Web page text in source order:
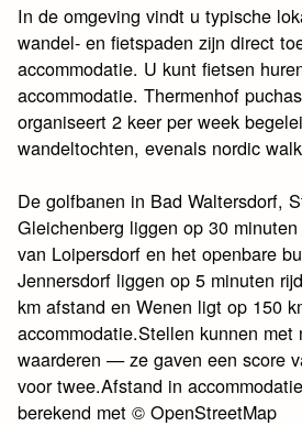
In de omgeving vindt u typische
wandel- en fietspaden zijn direct
accommodatie. U kunt fietsen
accommodatie. Thermenhof
organiseert 2 keer per week
wandeltochten, evenals nordic
De golfbanen in Bad Waltersdorf,
Gleichenberg liggen op 30
van Loipersdorf en het openbare
Jennersdorf liggen op 5 minuten
km afstand en Wenen ligt op 150
accommodatie.Stellen kunnen met
waarderen — ze gaven een score
voor twee.Afstand in
berekend met © OpenStreetMap